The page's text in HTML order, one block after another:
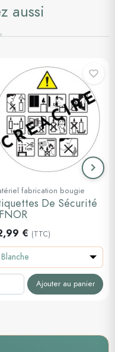
aussi
fabrication bougie
De Sécurité
€ (TTC)
Blanche
Ajouter au panier
keyboard_arrow_right